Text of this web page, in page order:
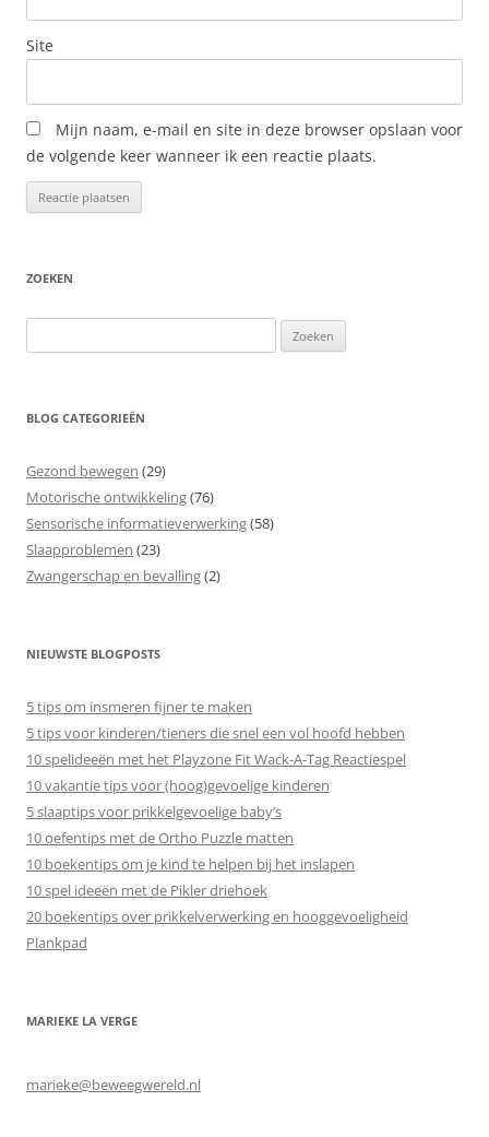
Site
Mijn naam, e-mail en site in deze browser opslaan voor
de volgende keer wanneer ik een reactie plaats.
ZOEKEN
naar:
BLOG CATEGORIEËN
Gezond bewegen (29)
Motorische ontwikkeling(76)
Sensorische informatieverwerking(58)
Slaapproblemen (23)
Zwangerschap en bevalling(2)
NIEUWSTE BLOGPOSTS
5 tips om insmeren fijner te maken
5 tips voor kinderen/tieners die snel een vol hoofd hebben
10 spelideeën met het Playzone Fit Wack-A-Tag Reactiespel
10 vakantie tips voor (hoog)gevoelige kinderen
5 slaaptips voor prikkelgevoelige baby’s
10 oefentips met de Ortho Puzzle matten
10 boekentips om je kind te helpen bij het inslapen
10 spel ideeën met de Pikler driehoek
20 boekentips over prikkelverwerking en hooggevoeligheid
Plankpad
MARIEKE LA VERGE
marieke@beweegwereld.nl